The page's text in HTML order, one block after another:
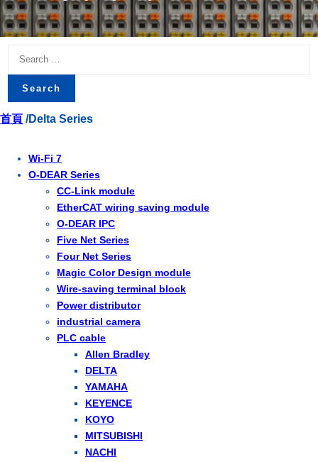
Search
for:
首頁 /Delta Series
Wi-Fi 7
O-DEAR Series
CC-Link module
EtherCAT wiring saving module
O-DEAR IPC
Five Net Series
Four Net Series
Magic Color Design module
Wire-saving terminal block
Power distributor
industrial camera
PLC cable
Allen Bradley
DELTA
YAMAHA
KEYENCE
KOYO
MITSUBISHI
NACHI